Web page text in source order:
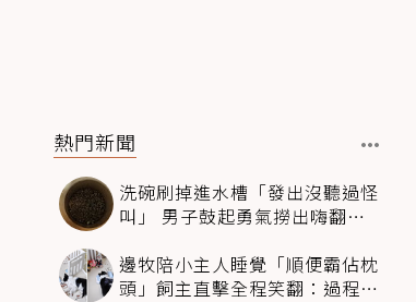
熱門新聞
洗碗刷掉進水槽「發出沒聽過怪
叫」 男子鼓起勇氣撈出嗨翻：
邊牧陪小主人睡覺「順便霸佔枕
頭」飼主直擊全程笑翻：過程絲